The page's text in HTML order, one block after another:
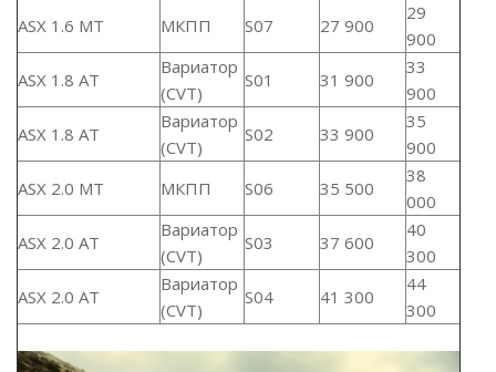
ASX 1.6 MT
МКПП S07 27 900
29
900
ASX 1.8 AT
Вариатор
(CVT)
S01 31 900
33
900
ASX 1.8 AT
Вариатор
(CVT)
S02 33 900
35
900
ASX 2.0 MT
МКПП S06 35 500
38
000
ASX 2.0 AT
Вариатор
(CVT)
S03 37 600
40
300
ASX 2.0 AT
Вариатор
(CVT)
S04 41 300
44
300